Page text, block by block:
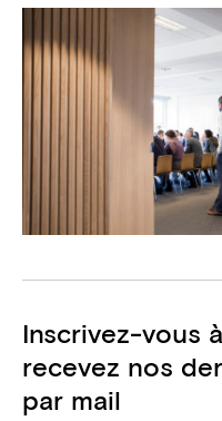
Inscrivez-vous
recevez nos
par mail